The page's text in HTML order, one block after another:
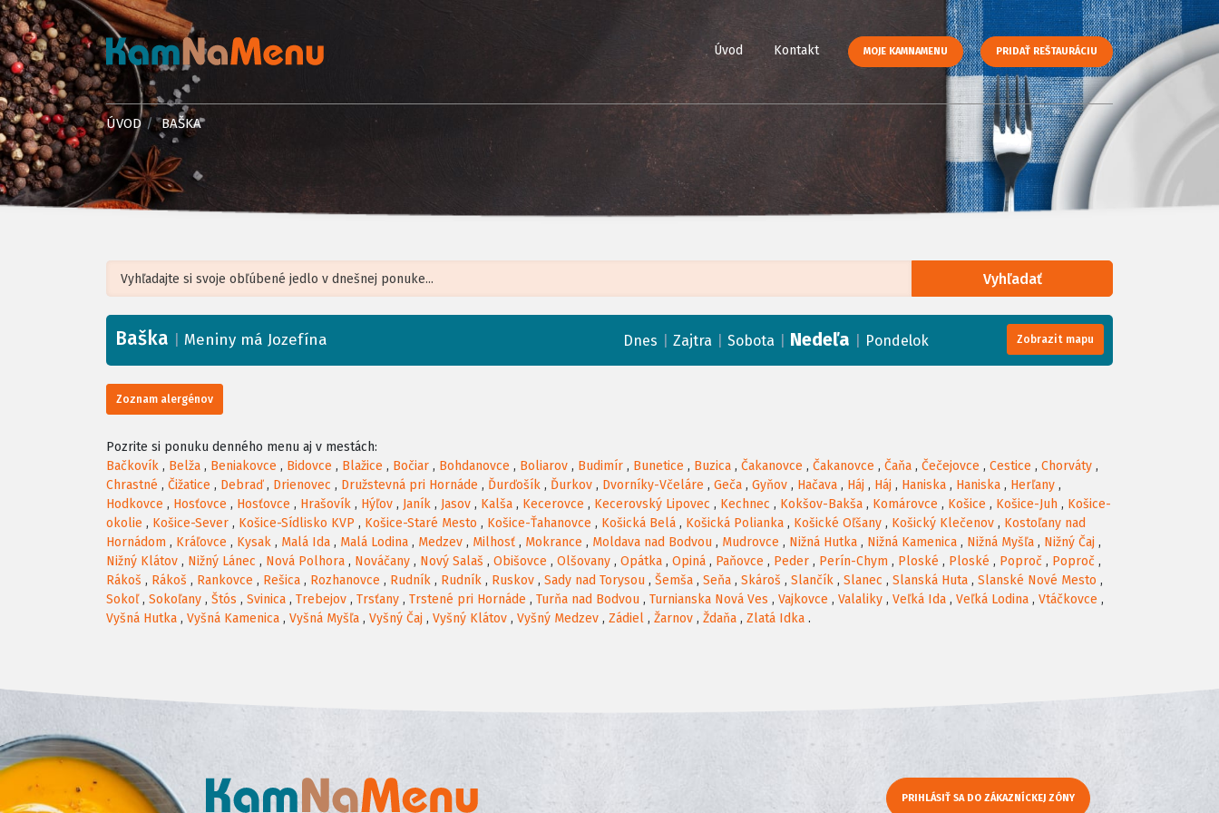
Úvod Kontakt MOJE KAMNAMENU PRIDAŤ REŠTAURÁCIU
ÚVOD BAŠKA
Vyhľadať
+
−
Baška Meniny má Jozefína Dnes Zajtra Sobota Nedeľa Pondelok Zobrazit mapu
Zoznam alergénov
Pozrite si ponuku denného menu aj v mestách:
Bačkovík , Belža , Beniakovce , Bidovce , Blažice , Bočiar , Bohdanovce , Boliarov , Budimír , Bunetice , Buzica , Čakanovce , Čakanovce , Čaňa , Čečejovce , Cestice , Chorváty ,
Chrastné , Čižatice , Debraď, Drienovec , Družstevná pri Hornáde , Ďurďošík , Ďurkov , Dvorníky-Včeláre , Geča , Gyňov , Hačava , Háj , Háj , Haniska , Haniska , Herľany ,
Hodkovce , Hosťovce , Hosťovce , Hrašovík , Hýľov , Janík , Jasov , Kalša , Kecerovce , Kecerovský Lipovec , Kechnec , Kokšov-Bakša , Komárovce , Košice , Košice-Juh , Košice-
okolie , Košice-Sever , Košice-Sídlisko KVP , Košice-Staré Mesto , Košice-Ťahanovce , Košická Belá , Košická Polianka , Košické Oľšany , Košický Klečenov , Kostoľany nad
Hornádom , Kráľovce , Kysak , Malá Ida , Malá Lodina , Medzev , Milhosť , Mokrance , Moldava nad Bodvou , Mudrovce , Nižná Hutka , Nižná Kamenica , Nižná Myšľa , Nižný Čaj ,
Nižný Klátov , Nižný Lánec , Nová Polhora , Nováčany , Nový Salaš , Obišovce , Olšovany , Opátka , Opiná , Paňovce , Peder , Perín-Chym , Ploské , Ploské , Poproč , Poproč ,
Rákoš , Rákoš , Rankovce , Rešica , Rozhanovce , Rudník , Rudník , Ruskov , Sady nad Torysou , Šemša , Seňa , Skároš , Slančík , Slanec , Slanská Huta , Slanské Nové Mesto ,
Sokoľ, Sokoľany , Štós , Svinica , Trebejov , Trsťany , Trstené pri Hornáde , Turňa nad Bodvou , Turnianska Nová Ves , Vajkovce , Valaliky , Veľká Ida , Veľká Lodina , Vtáčkovce ,
Vyšná Hutka , Vyšná Kamenica , Vyšná Myšľa , Vyšný Čaj , Vyšný Klátov , Vyšný Medzev , Zádiel , Žarnov , Ždaňa , Zlatá Idka .
PRIHLÁSIŤ SA DO ZÁKAZNÍCKEJ ZÓNY